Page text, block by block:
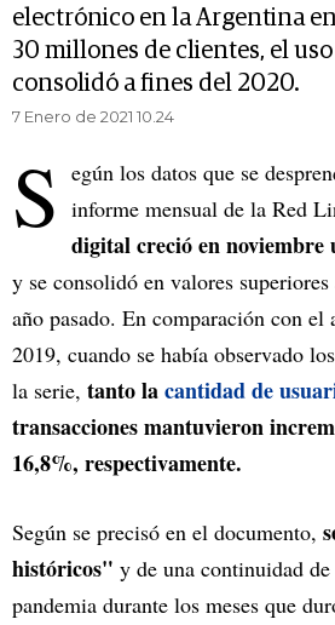
electrónico en la Argentina
30 millones de clientes, el
consolidó a fines del 2020.
7 Enero de 2021 10.24
S egún los datos que se
informe mensual de la Red
digital creció en
y se consolidó en valores
año pasado. En comparación con el
2019, cuando se había observado
la serie, tanto lacantidad de
transacciones mantuvieron
16,8%, respectivamente.
Según se precisó en el documento,
históricos" y de una continuidad
pandemia durante los meses que